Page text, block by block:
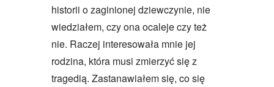
historii o zaginionej dziewczynie, nie
wiedziałem, czy ona ocaleje czy też
nie. Raczej interesowała mnie jej
rodzina, która musi zmierzyć się z
tragedią. Zastanawiałem się, co się